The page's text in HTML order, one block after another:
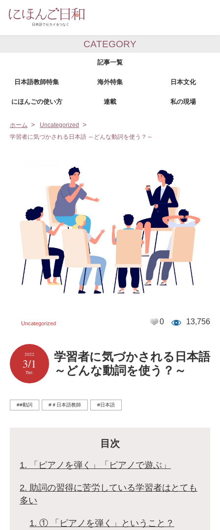
CATEGORY
記事一覧
日本語教師特集 海外特集 日本文化
にほんごの使い方 連載 私の現場
ホーム
Uncategorized
学習者に気づかされる日本語 ～どんな動詞を使う？～
Uncategorized 0 13,756
2022
3/1
Tue.
学習者に気づかされる日本語
～どんな動詞を使う？～
##動詞 #＃日本語教師 #日本語
目次
1. 「ピアノを弾く」「ピアノで遊ぶ」
2. 助詞の習得に苦労している学習者はとても
多い
1. ① 「ピアノを弾く」ということ？